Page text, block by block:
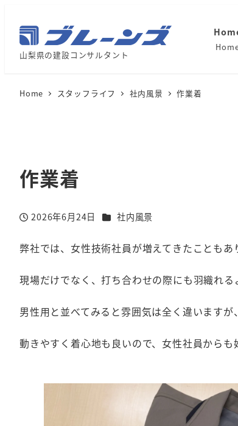
山梨県の建設コンサルタント
Home スタッフライフ 社内風景 作業着
作業着
投稿日
2026年6月24日 カテゴリー
社内風景
弊社では、女性技術社員が増えてきたことも
現場だけでなく、打ち合わせの際にも羽織れる
男性用と並べてみると雰囲気は全く違います
動きやすく着心地も良いので、女性社員からも